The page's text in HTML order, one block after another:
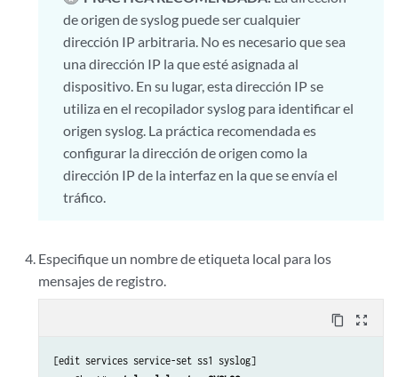
de origen de syslog puede ser cualquier
dirección IP arbitraria. No es necesario que sea
una dirección IP la que esté asignada al
dispositivo. En su lugar, esta dirección IP se
utiliza en el recopilador syslog para identificar el
origen syslog. La práctica recomendada es
configurar la dirección de origen como la
dirección IP de la interfaz en la que se envía el
tráfico.
Especifique un nombre de etiqueta local para los
mensajes de registro.
content_copy zoom_out_map
[edit services service-set ss1 syslog]